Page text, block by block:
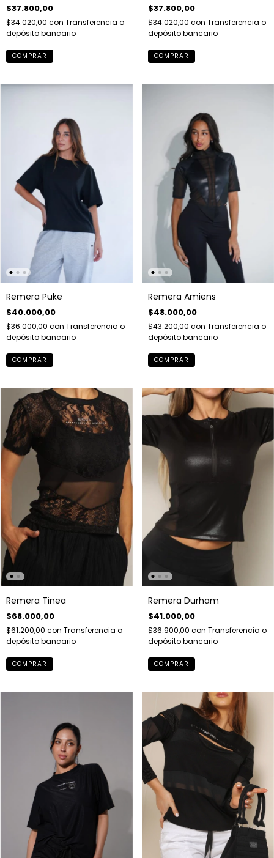
$37.800,00
$34.020,00 con Transferencia o
depósito bancario
COMPRAR
$37.800,00
$34.020,00 con Transferencia o
depósito bancario
COMPRAR
Remera Puke
$40.000,00
$36.000,00 con Transferencia o
depósito bancario
COMPRAR
Remera Amiens
$48.000,00
$43.200,00 con Transferencia o
depósito bancario
COMPRAR
Remera Tinea
$68.000,00
$61.200,00 con Transferencia o
depósito bancario
COMPRAR
Remera Durham
$41.000,00
$36.900,00 con Transferencia o
depósito bancario
COMPRAR